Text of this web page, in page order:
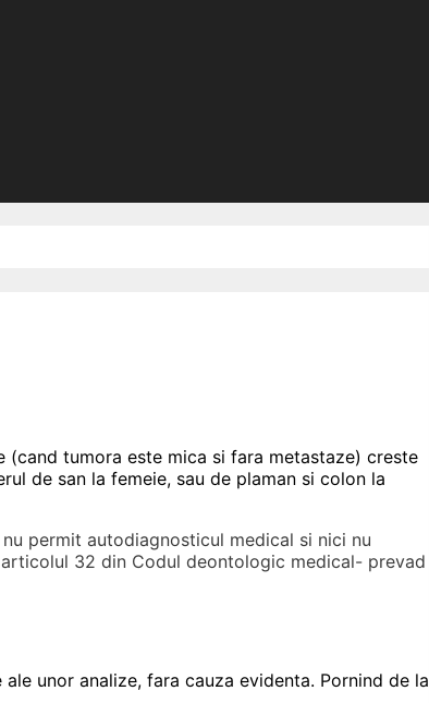
(cand tumora este mica si fara metastaze) creste
de san la femeie, sau de plaman si colon la
permit autodiagnosticul medical si nici nu
32 din Codul deontologic medical- prevad
unor analize, fara cauza evidenta. Pornind de la